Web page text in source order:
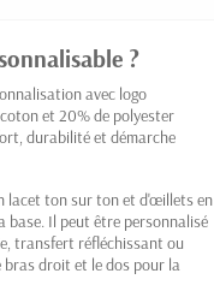
?
avec logo
et 20% de polyester
durabilité et démarche
lacet ton sur ton et d'œillets en
base. Il peut être personnalisé
transfert réfléchissant ou
bras droit et le dos pour la